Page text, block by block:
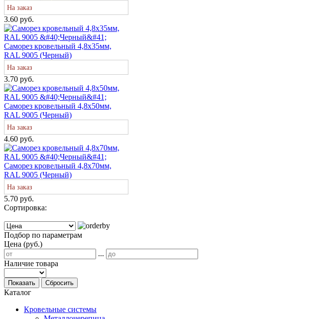
На заказ
3.60 руб.
Саморез кровельный 4,8х35мм,
RAL 9005 (Черный)
На заказ
3.70 руб.
Саморез кровельный 4,8х50мм,
RAL 9005 (Черный)
На заказ
4.60 руб.
Саморез кровельный 4,8х70мм,
RAL 9005 (Черный)
На заказ
5.70 руб.
Сортировка:
Подбор по параметрам
Цена (руб.)
...
Наличие товара
Показать Сбросить
Каталог
Кровельные системы